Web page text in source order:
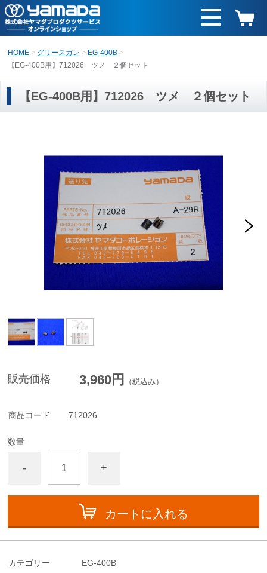
HOME グリースガン
EG-400B
【EG-400B用】712026 ツメ ２個セット
【EG-400B用】712026 ツメ ２個セット
販売価格 3,960円 （税込み）
商品コード 712026
数量
- +
カートに入れる
カテゴリー EG-400B